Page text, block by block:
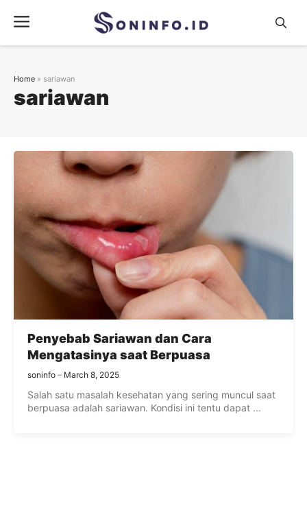
content
Menu
sariawan
Home » sariawan
Penyebab Sariawan dan Cara
Mengatasinya saat Berpuasa
soninfo March 8, 2025
Salah satu masalah kesehatan yang sering muncul saat
berpuasa adalah sariawan. Kondisi ini tentu dapat ...